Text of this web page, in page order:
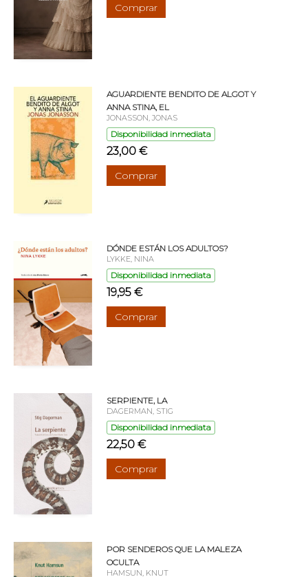
Comprar
AGUARDIENTE BENDITO DE ALGOT Y
ANNA STINA, EL
JONASSON, JONAS
Disponibilidad inmediata
23,00 €
Comprar
DÓNDE ESTÁN LOS ADULTOS?
LYKKE, NINA
Disponibilidad inmediata
19,95 €
Comprar
SERPIENTE, LA
DAGERMAN, STIG
Disponibilidad inmediata
22,50 €
Comprar
POR SENDEROS QUE LA MALEZA
OCULTA
HAMSUN, KNUT